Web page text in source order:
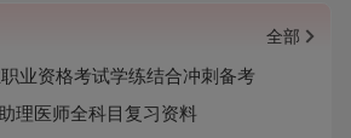
全部
业资格考试学练结合冲刺备考
理医师全科目复习资料